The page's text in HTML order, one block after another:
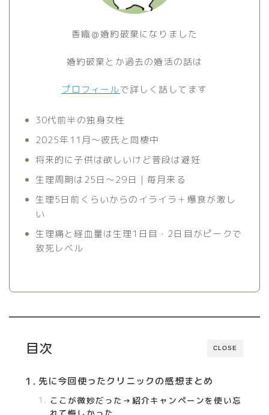
香織＠婚約破棄になりました
婚約破棄とか過去の婚活の話は
プロフィールで詳しく話してます
30代前半の独身女性
2025年11月〜彼氏と同棲中
将来的に子供は欲しいけど普段は避妊
生理周期は25日〜29日｜毎月来る
生理5日前くらいからのイライラ＋爆食が激し
い
生理痛と経血量は生理1日目・2日目がピークで
致死レベル
CLOSE
目次
先に今回使ったクリニックの感想まとめ
ここが微妙だった→紹介キャンペーンを使い忘